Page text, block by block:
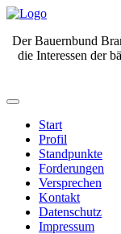
Der Bauernbund
die Interessen der
Start
Profil
Standpunkte
Forderungen
Versprechen
Kontakt
Datenschutz
Impressum